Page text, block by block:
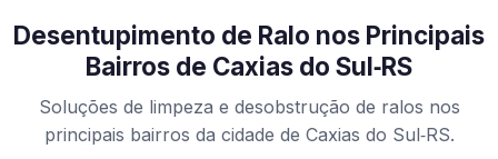
Desentupimento de Ralo nos Principais
Bairros de Caxias do Sul‑RS
Soluções de limpeza e desobstrução de ralos nos
principais bairros da cidade de Caxias do Sul‑RS.